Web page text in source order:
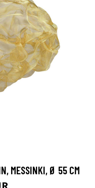
MESSINKI, Ø 55 CM